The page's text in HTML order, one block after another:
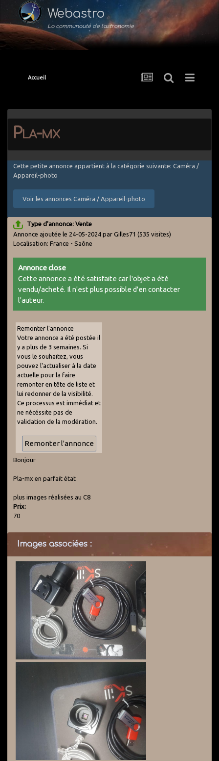
Webastro
La communauté de l'astronomie
Accueil
Pla-mx
Cette petite annonce appartient à la catégorie suivante: Caméra /
Appareil-photo
Voir les annonces Caméra / Appareil-photo
Type d'annonce: Vente
Annonce ajoutée le 24-05-2024 par Gilles71 (535 visites)
Localisation: France - Saône
Annonce close
Cette annonce a été satisfaite car l'objet a été
vendu/acheté. Il n'est plus possible d'en contacter
l'auteur.
Remonter l'annonce
Votre annonce a été postée il
y a plus de 3 semaines. Si
vous le souhaitez, vous
pouvez l'actualiser à la date
actuelle pour la faire
remonter en tête de liste et
lui redonner de la visibilité.
Ce processus est immédiat et
ne nécéssite pas de
validation de la modération.
Bonjour
Pla-mx en parfait état
plus images réalisées au C8
Prix:
70
Images associées :